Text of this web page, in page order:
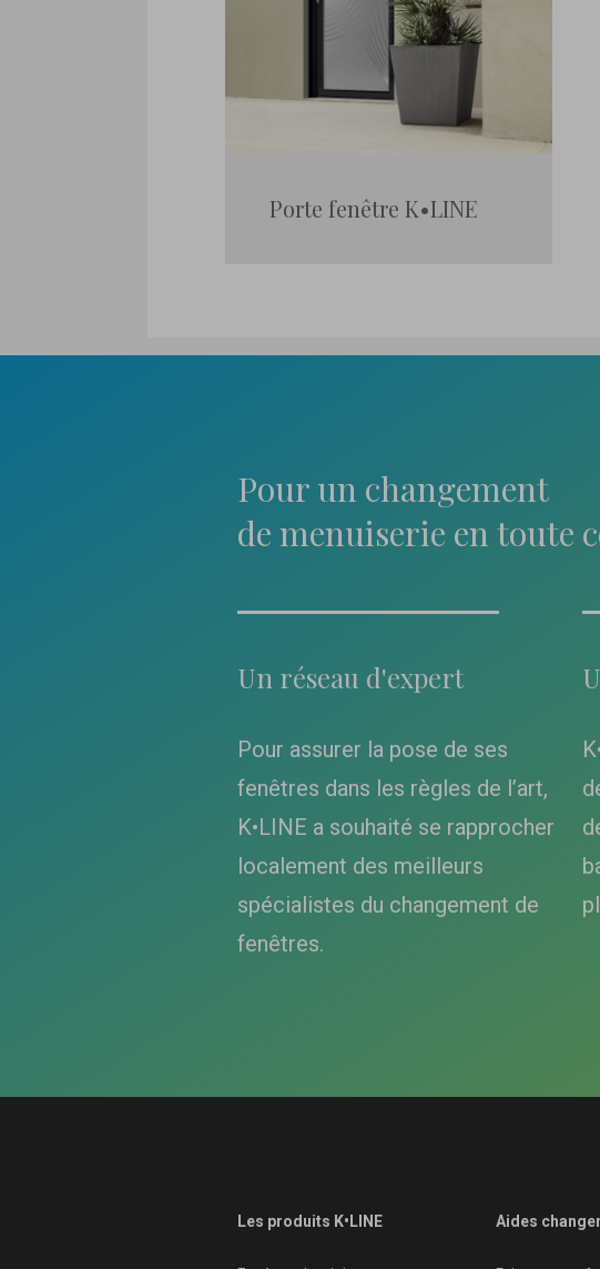
Porte fenêtre K•LINE
Pour un changement
de menuiserie en toute
Un réseau d'expert
Pour assurer la pose de ses
fenêtres dans les règles de l’art,
K•LINE a souhaité se rapprocher
localement des meilleurs
spécialistes du changement de
fenêtres.
Les produits K•LINE Aides